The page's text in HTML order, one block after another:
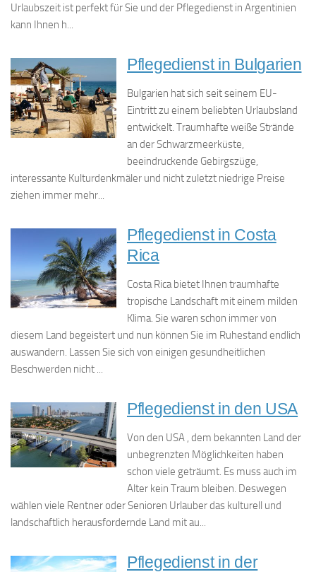
Urlaubszeit ist perfekt für Sie und der Pflegedienst in Argentinien
kann Ihnen h...
Pflegedienst in Bulgarien
Bulgarien hat sich seit seinem EU-
Eintritt zu einem beliebten Urlaubsland
entwickelt. Traumhafte weiße Strände
an der Schwarzmeerküste,
beeindruckende Gebirgszüge,
interessante Kulturdenkmäler und nicht zuletzt niedrige Preise
ziehen immer mehr...
Pflegedienst in Costa
Rica
Costa Rica bietet Ihnen traumhafte
tropische Landschaft mit einem milden
Klima. Sie waren schon immer von
diesem Land begeistert und nun können Sie im Ruhestand endlich
auswandern. Lassen Sie sich von einigen gesundheitlichen
Beschwerden nicht ...
Pflegedienst in den USA
Von den USA , dem bekannten Land der
unbegrenzten Möglichkeiten haben
schon viele geträumt. Es muss auch im
Alter kein Traum bleiben. Deswegen
wählen viele Rentner oder Senioren Urlauber das kulturell und
landschaftlich herausfordernde Land mit au...
Pflegedienst in der